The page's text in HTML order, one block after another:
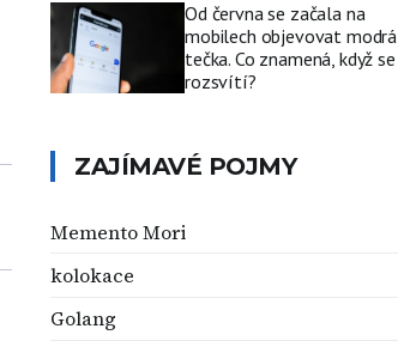
Od června se začala na
mobilech objevovat modrá
tečka. Co znamená, když se
rozsvítí?
ZAJÍMAVÉ POJMY
Memento Mori
kolokace
Golang